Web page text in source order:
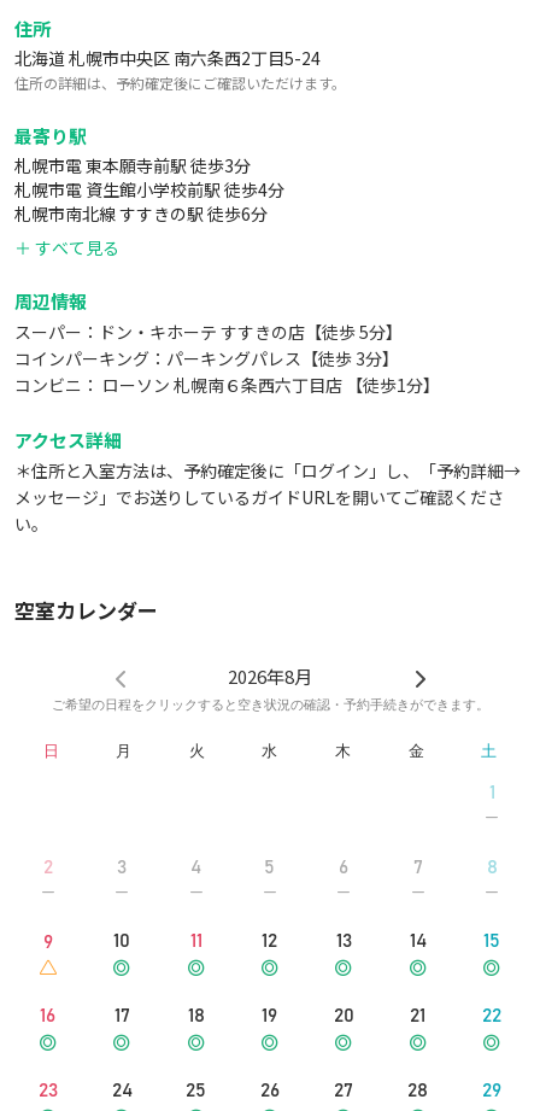
トレー
トング
泡立て器
シリコンハケ
大スパチュラ ヘラ
スロットスプーン
レードル
丸型スプーン
小スパチュラ ヘラ
ターナー
▼食器類
フォーク×16
箸×20
ワイングラス×12
ビールグラス×24
ボウル皿×24
▼エレベーター
ゴミ袋
※寝具の提供は一切しておりません。
住所
北海道 札幌市中央区 南六条西2丁目5-24
住所の詳細は、予約確定後にご確認いただけます。
最寄り駅
札幌市電 東本願寺前駅 徒歩3分
札幌市電 資生館小学校前駅 徒歩4分
札幌市南北線 すすきの駅 徒歩6分
＋ すべて見る
周辺情報
スーパー：ドン・キホーテ すすきの店【徒歩 5分】
コインパーキング：パーキングパレス【徒歩 3分】
コンビニ： ローソン 札幌南６条西六丁目店 【徒歩1分】
アクセス詳細
＊住所と入室方法は、予約確定後に「ログイン」し、「予約詳細→
メッセージ」でお送りしているガイドURLを開いてご確認くださ
い。
空室カレンダー
2026年8月
ご希望の日程をクリックすると空き状況の確認・予約手続きができます。
日 月 火 水 木 金 土
1
2 3 4 5 6 7 8
9 10 11 12 13 14 15
16 17 18 19 20 21 22
23 24 25 26 27 28 29